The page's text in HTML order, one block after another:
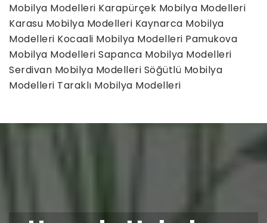
Mobilya Modelleri Karapürçek Mobilya Modelleri
Karasu Mobilya Modelleri Kaynarca Mobilya
Modelleri Kocaali Mobilya Modelleri Pamukova
Mobilya Modelleri Sapanca Mobilya Modelleri
Serdivan Mobilya Modelleri Söğütlü Mobilya
Modelleri Taraklı Mobilya Modelleri